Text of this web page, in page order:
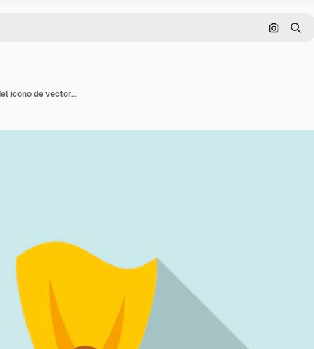
Buscar
Icono de bolsa de dinero de gamificación Ilustración plana del icono de vector de bolsa de dinero de gamificación para diseño web